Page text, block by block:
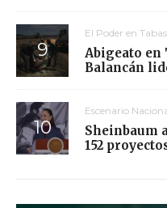
El Poder en
Abigeato en
Balancán
Escenario
Sheinbaum
152